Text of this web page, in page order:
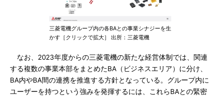
三菱電機グループ内の各BAとの事業シナジーを生
かす［クリックで拡大］ 出所：三菱電機
なお、2023年度からの三菱電機の新たな経営体制では、関連
する複数の事業本部をまとめたBA（ビジネスエリア）に分け、
BA内やBA間の連携を推進する方針となっている。グループ内に
ユーザーを持つという強みを発揮するには、これらBAとの緊密